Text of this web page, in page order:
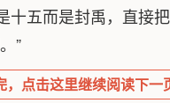
十五而是封禹，直接
”
，点击这里继续阅读下一